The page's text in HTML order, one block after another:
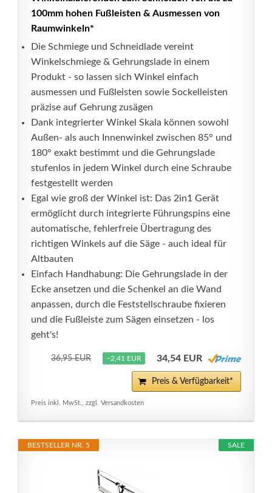
100mm hohen Fußleisten & Ausmessen von
Raumwinkeln*
Die Schmiege und Schneidlade vereint
Winkelschmiege & Gehrungslade in einem
Produkt - so lassen sich Winkel einfach
ausmessen und Fußleisten sowie Sockelleisten
präzise auf Gehrung zusägen
Dank integrierter Winkel Skala können sowohl
Außen- als auch Innenwinkel zwischen 85° und
180° exakt bestimmt und die Gehrungslade
stufenlos in jedem Winkel durch eine Schraube
festgestellt werden
Egal wie groß der Winkel ist: Das 2in1 Gerät
ermöglicht durch integrierte Führungspins eine
automatische, fehlerfreie Übertragung des
richtigen Winkels auf die Säge - auch ideal für
Altbauten
Einfach Handhabung: Die Gehrungslade in der
Ecke ansetzen und die Schenkel an die Wand
anpassen, durch die Feststellschraube fixieren
und die Fußleiste zum Sägen einsetzen - los
geht's!
36,95 EUR −2,41 EUR 34,54 EUR
Preis & Verfügbarkeit*
Preis inkl. MwSt., zzgl. Versandkosten
SALE
BESTSELLER NR. 5